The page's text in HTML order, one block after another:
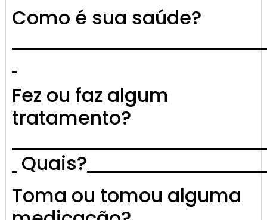
Como é sua saúde?
Fez ou faz algum
tratamento?
Quais?
Toma ou tomou alguma